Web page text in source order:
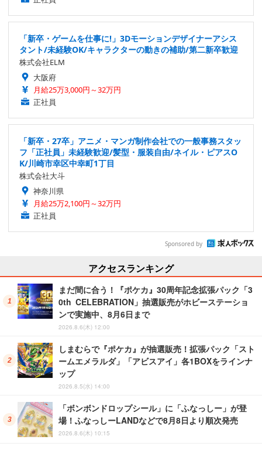
「新卒・ゲームを仕事に!」3Dモーションデザイナーアシス
タント/未経験OK/キャラクターの動きの補助/第二新卒歓迎
株式会社ELM
大阪府
月給25万3,000円～32万円
正社員
「新卒・27卒」アニメ・マンガ制作会社での一般事務スタッ
フ「正社員」未経験歓迎/髪型・服装自由/ネイル・ピアスO
K/川崎市幸区中幸町1丁目
株式会社大斗
神奈川県
月給25万2,100円～32万円
正社員
Sponsored by
アクセスランキング
まだ間に合う！『ポケカ』30周年記念拡張パック「3
0th CELEBRATION」抽選販売がホビーステーショ
ンで実施中、8月6日まで
2026.8.6(木) 12:00
しまむらで『ポケカ』が抽選販売！拡張パック「スト
ームエメラルダ」「アビスアイ」各1BOXをラインナ
ップ
2026.8.5(水) 14:00
「ボンボンドロップシール」に「ふなっしー」が登
場！ふなっしーLANDなどで8月8日より順次発売
2026.8.6(木) 10:15